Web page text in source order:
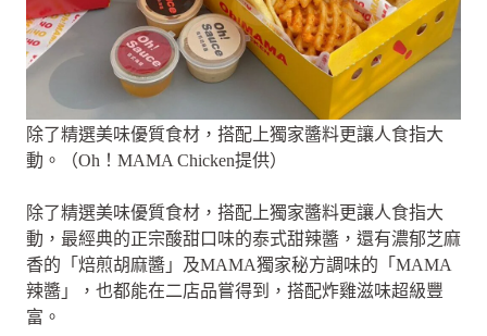
除了精選美味優質食材，搭配上獨家醬料更讓人食指大
動。（Oh！MAMA Chicken提供）
除了精選美味優質食材，搭配上獨家醬料更讓人食指大
動，最經典的正宗酸甜口味的泰式甜辣醬，還有濃郁芝麻
香的「焙煎胡麻醬」及MAMA獨家秘方調味的「MAMA
辣醬」，也都能在二店品嘗得到，搭配炸雞滋味超級豐
富。